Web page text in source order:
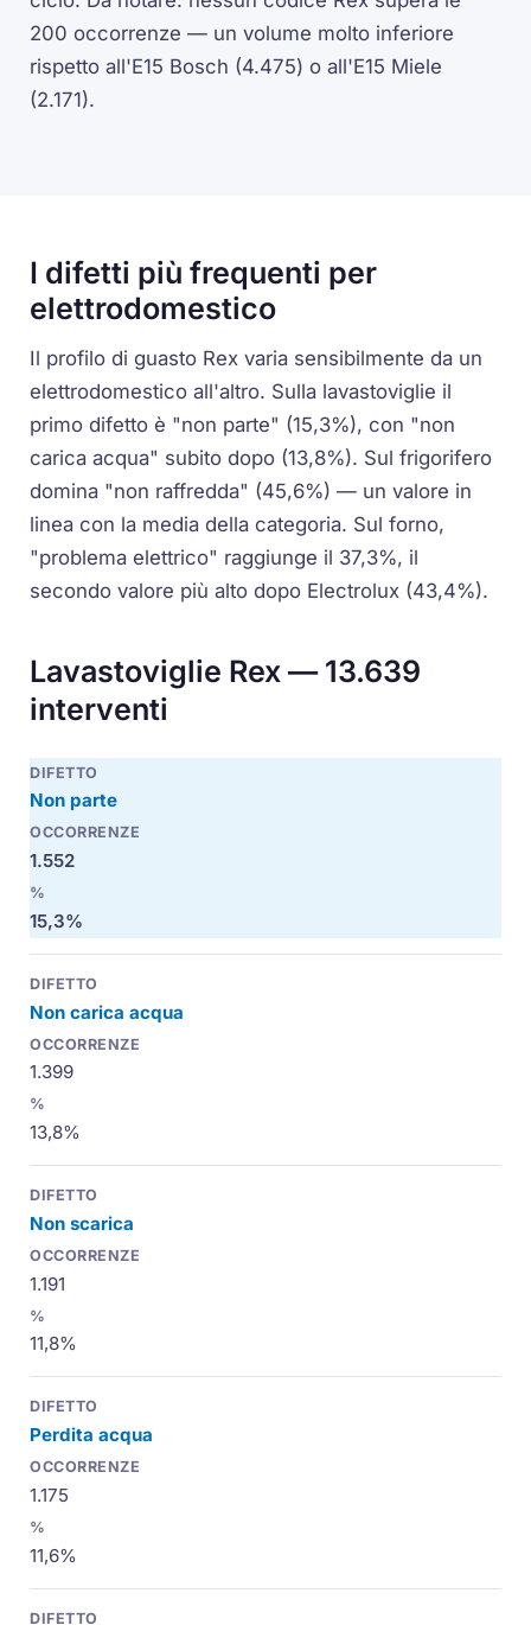
200 occorrenze — un volume molto inferiore
rispetto all'E15 Bosch (4.475) o all'E15 Miele
(2.171).
I difetti più frequenti per
elettrodomestico
Il profilo di guasto Rex varia sensibilmente da un
elettrodomestico all'altro. Sulla lavastoviglie il
primo difetto è "non parte" (15,3%), con "non
carica acqua" subito dopo (13,8%). Sul frigorifero
domina "non raffredda" (45,6%) — un valore in
linea con la media della categoria. Sul forno,
"problema elettrico" raggiunge il 37,3%, il
secondo valore più alto dopo Electrolux (43,4%).
Lavastoviglie Rex — 13.639
interventi
Non parte
1.552
15,3%
Non carica acqua
1.399
13,8%
Non scarica
1.191
11,8%
Perdita acqua
1.175
11,6%